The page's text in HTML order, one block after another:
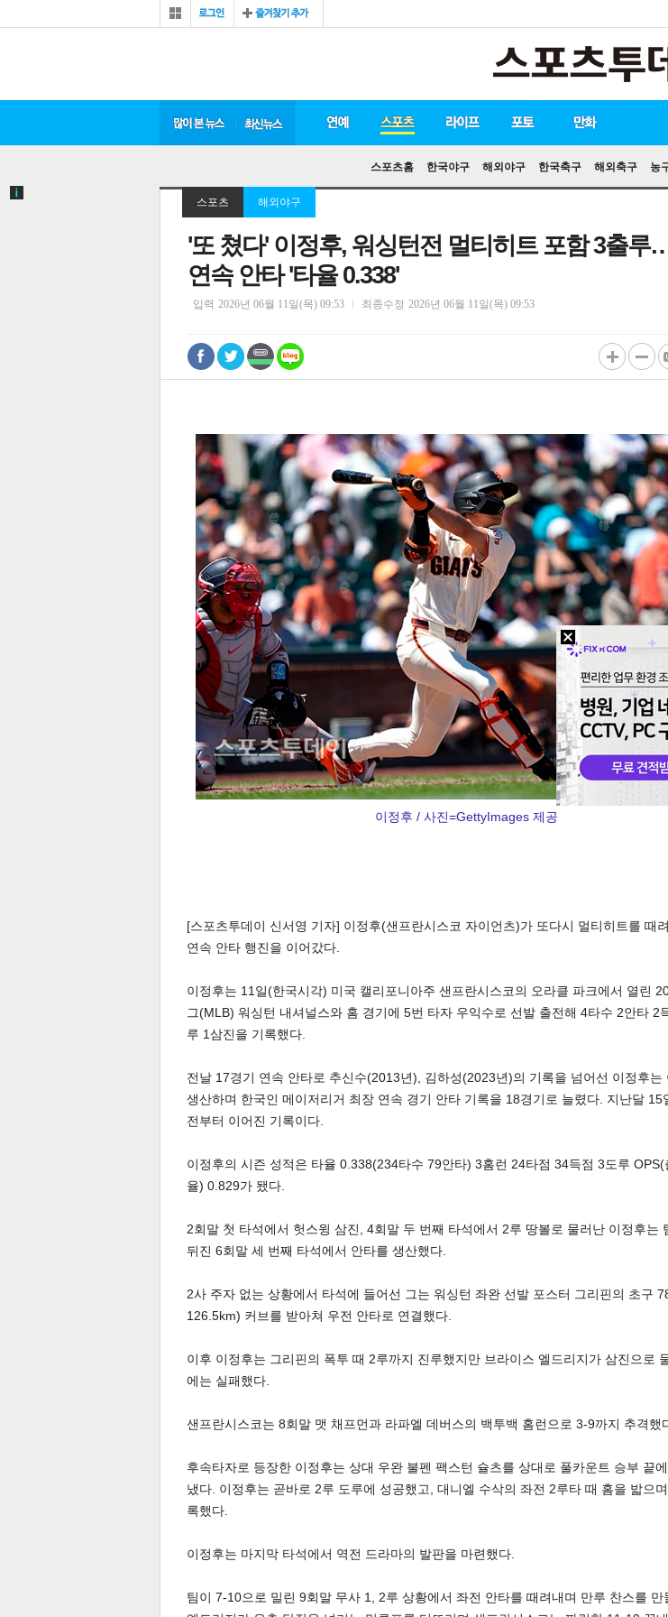
로그
인
즐겨찾기
많이 본 뉴스 최신 뉴스 연예 스포츠
스포츠홈 한국야구 해외야구 한국축구 해외축구 농
라이프 포토
만화
스포츠 해외야구
'또 쳤다' 이정후, 워싱턴전 멀티히트 포함 3출루
연속 안타 '타율 0.338'
입력 2026년 06월 11일(목) 09:53 최종수정 2026년 06월 11일(목) 09:53
페이 트위 밴드 네이
댓글
0
이정후 / 사진=GettyImages 제공
[스포츠투데이 신서영 기자] 이정후(샌프란시스코 자이언츠)가 또다시 멀티히트를 때
연속 안타 행진을 이어갔다.
이정후는 11일(한국시각) 미국 캘리포니아주 샌프란시스코의 오라클 파크에서 열린
그(MLB) 워싱턴 내셔널스와 홈 경기에 5번 타자 우익수로 선발 출전해 4타수 2안타 2
루 1삼진을 기록했다.
전날 17경기 연속 안타로 추신수(2013년), 김하성(2023년)의 기록을 넘어선 이정후는
생산하며 한국인 메이저리거 최장 연속 경기 안타 기록을 18경기로 늘렸다. 지난달 15
전부터 이어진 기록이다.
이정후의 시즌 성적은 타율 0.338(234타수 79안타) 3홈런 24타점 34득점 3도루 OPS(
율) 0.829가 됐다.
2회말 첫 타석에서 헛스윙 삼진, 4회말 두 번째 타석에서 2루 땅볼로 물러난 이정후는
뒤진 6회말 세 번째 타석에서 안타를 생산했다.
2사 주자 없는 상황에서 타석에 들어선 그는 워싱턴 좌완 선발 포스터 그리핀의 초구
126.5km) 커브를 받아쳐 우전 안타로 연결했다.
이후 이정후는 그리핀의 폭투 때 2루까지 진루했지만 브라이스 엘드리지가 삼진으로
에는 실패했다.
샌프란시스코는 8회말 맷 채프먼과 라파엘 데버스의 백투백 홈런으로 3-9까지 추격했
후속타자로 등장한 이정후는 상대 우완 불펜 팩스턴 슐츠를 상대로 풀카운트 승부 끝
냈다. 이정후는 곧바로 2루 도루에 성공했고, 대니엘 수삭의 좌전 2루타 때 홈을 밟으
록했다.
이정후는 마지막 타석에서 역전 드라마의 발판을 마련했다.
팀이 7-10으로 밀린 9회말 무사 1, 2루 상황에서 좌전 안타를 때려내며 만루 찬스를 만